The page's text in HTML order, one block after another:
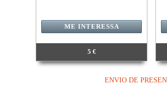
5 €
Valor:12 800 Pontos
07/08/2026 23:59:59
ME INTERESSA
ENVIO DE